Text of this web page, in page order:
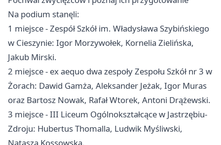
Na podium stanęli:
1 miejsce - Zespół Szkół im. Władysława Szybińskiego
w Cieszynie: Igor Morzywołek, Kornelia Zielińska,
Jakub Mirski.
2 miejsce - ex aequo dwa zespoły Zespołu Szkół nr 3 w
Żorach: Dawid Gamża, Aleksander Jeżak, Igor Muras
oraz Bartosz Nowak, Rafał Wtorek, Antoni Drążewski.
3 miejsce - III Liceum Ogólnokształcące w Jastrzębiu-
Zdroju: Hubertus Thomalla, Ludwik Myśliwski,